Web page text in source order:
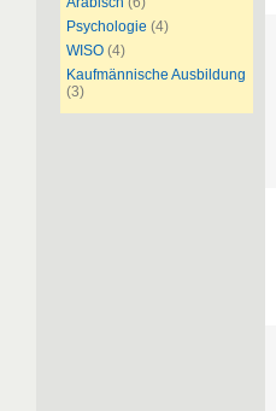
Psychologie (4)
WISO (4)
Kaufmännische Ausbildung
(3)